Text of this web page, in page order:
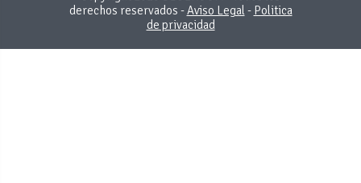
derechos reservados -Aviso Legal- Politica
de privacidad